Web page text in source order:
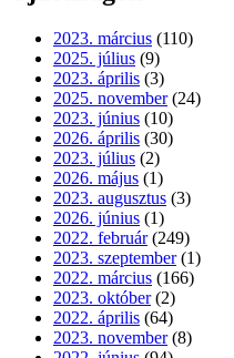
2023. március (110)
2025. július (9)
2023. április (3)
2025. november (24)
2023. június (10)
2026. április (30)
2023. július (2)
2026. május (1)
2023. augusztus (3)
2026. június (1)
2022. február (249)
2023. szeptember (1)
2022. március (166)
2023. október (2)
2022. április (64)
2023. november (8)